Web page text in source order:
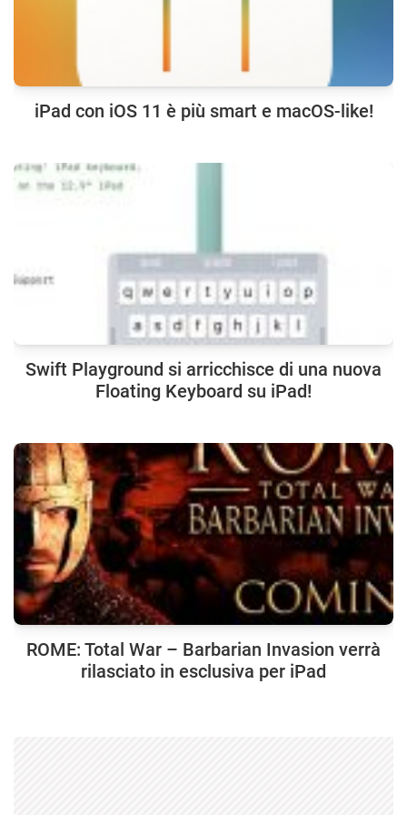
iPad con iOS 11 è più smart e macOS-like!
Swift Playground si arricchisce di una nuova
Floating Keyboard su iPad!
ROME: Total War – Barbarian Invasion verrà
rilasciato in esclusiva per iPad